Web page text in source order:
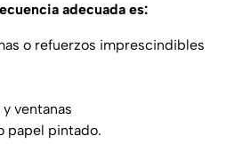
adecuada es:
o refuerzos imprescindibles
ventanas
papel pintado.